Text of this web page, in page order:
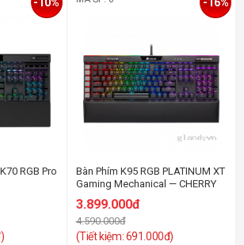
RGB Pro
Bàn Phím K95 RGB PLATINUM XT
Gaming Mechanical — CHERRY
3.899.000đ
4.590.000đ
(Tiết kiệm: 691.000đ)